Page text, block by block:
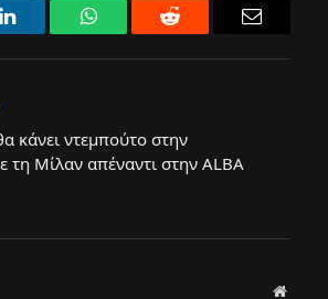
LinkedIn WhatsAppReddit Email
κάνει ντεμπούτο στην
τη Μίλαν απέναντι στην ALBA
Website